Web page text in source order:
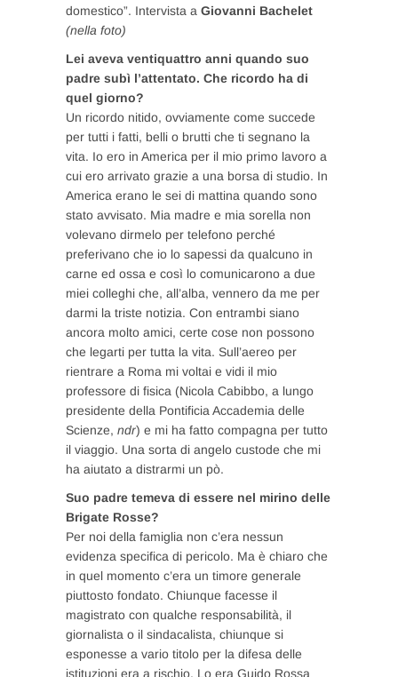
domestico”. Intervista a Giovanni Bachelet
(nella foto)
Lei aveva ventiquattro anni quando suo
padre subì l’attentato. Che ricordo ha di
quel giorno?
Un ricordo nitido, ovviamente come succede
per tutti i fatti, belli o brutti che ti segnano la
vita. Io ero in America per il mio primo lavoro a
cui ero arrivato grazie a una borsa di studio. In
America erano le sei di mattina quando sono
stato avvisato. Mia madre e mia sorella non
volevano dirmelo per telefono perché
preferivano che io lo sapessi da qualcuno in
carne ed ossa e così lo comunicarono a due
miei colleghi che, all’alba, vennero da me per
darmi la triste notizia. Con entrambi siano
ancora molto amici, certe cose non possono
che legarti per tutta la vita. Sull’aereo per
rientrare a Roma mi voltai e vidi il mio
professore di fisica (Nicola Cabibbo, a lungo
presidente della Pontificia Accademia delle
Scienze, ndr) e mi ha fatto compagna per tutto
il viaggio. Una sorta di angelo custode che mi
ha aiutato a distrarmi un pò.
Suo padre temeva di essere nel mirino delle
Brigate Rosse?
Per noi della famiglia non c’era nessun
evidenza specifica di pericolo. Ma è chiaro che
in quel momento c’era un timore generale
piuttosto fondato. Chiunque facesse il
magistrato con qualche responsabilità, il
giornalista o il sindacalista, chiunque si
esponesse a vario titolo per la difesa delle
istituzioni era a rischio. Lo era Guido Rossa